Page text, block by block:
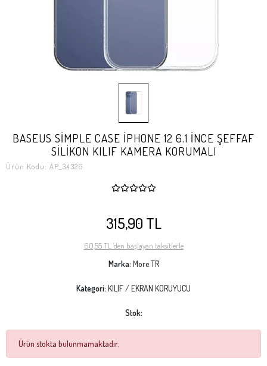
BASEUS SİMPLE CASE İPHONE 12 6.1 İNCE ŞEFFAF
SİLİKON KILIF KAMERA KORUMALI
Ürün Kodu: AP_34326
315,90 TL
60,55 TL 'den başlayan taksitlerle
Marka: More TR
Kategori: KILIF / EKRAN KORUYUCU
Stok:
Ürün stokta bulunmamaktadır.